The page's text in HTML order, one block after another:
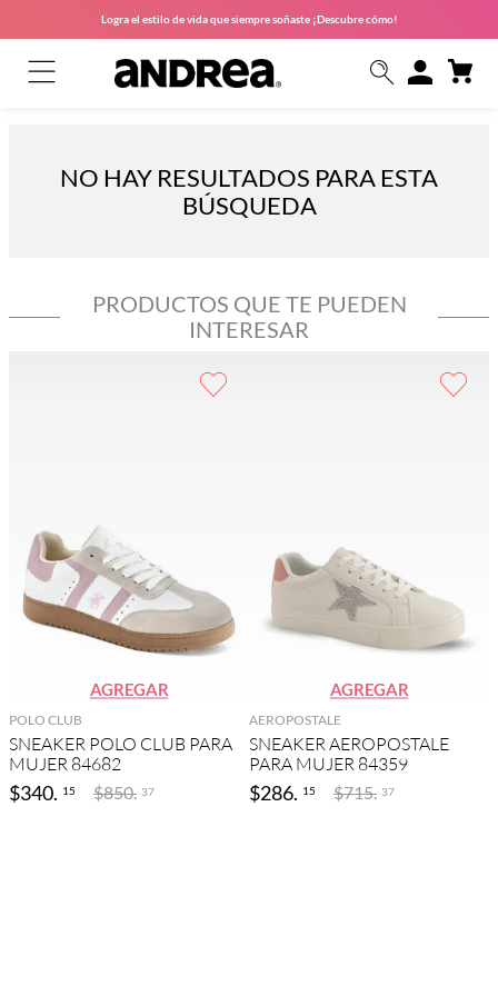
Logra el estilo de vida que siempre soñaste ¡Descubre cómo!
NO HAY RESULTADOS PARA ESTA
BÚSQUEDA
PRODUCTOS QUE TE PUEDEN
INTERESAR
AGREGAR
POLO CLUB
SNEAKER POLO CLUB PARA
MUJER 84682
$340. 15 $850. 37
AGREGAR
AEROPOSTALE
SNEAKER AEROPOSTALE
PARA MUJER 84359
$286. 15 $715. 37